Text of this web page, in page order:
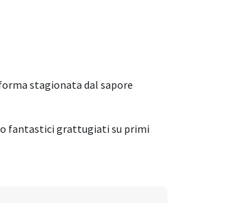
stagionata dal sapore
o fantastici grattugiati su primi